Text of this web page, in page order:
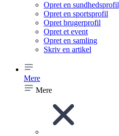
Opret en sundhedsprofil
Opret en sportsprofil
Opret brugerprofil
Opret et event
Opret en samling
Skriv en artikel
Mere
Mere